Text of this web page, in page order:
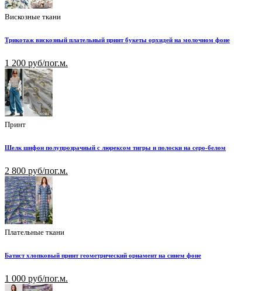
Вискозные ткани
Трикотаж вискозный плательный принт букеты орхидей на молочном фоне
1 200 руб/пог.м.
Принт
Шелк шифон полупрозрачный с люрексом тигры и полоски на серо-белом
2 800 руб/пог.м.
Плательные ткани
Батист хлопковый принт геометрический орнамент на синем фоне
1 000 руб/пог.м.